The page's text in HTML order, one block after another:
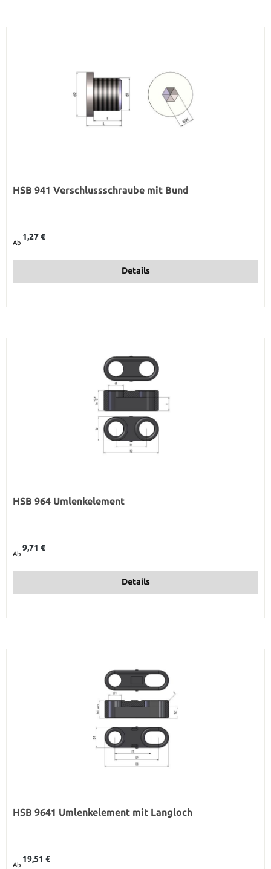
HSB 941 Verschlussschraube mit Bund
Ab
1,27 €
Details
HSB 964 Umlenkelement
Ab
9,71 €
Details
HSB 9641 Umlenkelement mit Langloch
Ab
19,51 €